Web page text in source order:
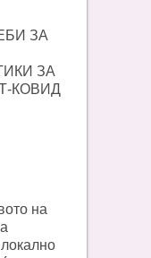
ЗА
ЗА
КОВИД
на